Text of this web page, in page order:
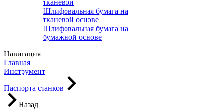
тканевой
Шлифовальная бумага на
тканевой основе
Шлифовальная бумага на
бумажной основе
Навигация
Главная
Инструмент
Паспорта станков
Назад